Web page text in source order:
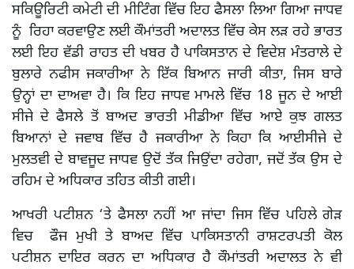
ਸਕਿਊਰਿਟੀ ਕਮੇਟੀ ਦੀ ਮੀਟਿੰਗ ਵਿੱਚ ਇਹ ਫੈਸਲਾ ਲਿਆ ਗਿਆ ਜਾਧਵ
ਨੂੰ ਰਿਹਾ ਕਰਵਾਉਣ ਲਈ ਕੌਮਾਂਤਰੀ ਅਦਾਲਤ ਵਿੱਚ ਕੇਸ ਲੜ ਰਹੇ ਭਾਰਤ
ਲਈ ਇਹ ਵੱਡੀ ਰਾਹਤ ਦੀ ਖਬਰ ਹੈ ਪਾਕਿਸਤਾਨ ਦੇ ਵਿਦੇਸ਼ ਮੰਤਰਾਲੇ ਦੇ
ਬੁਲਾਰੇ ਨਫੀਸ ਜਕਾਰੀਆ ਨੇ ਇੱਕ ਬਿਆਨ ਜਾਰੀ ਕੀਤਾ, ਜਿਸ ਬਾਰੇ
ਉਨ੍ਹਾਂ ਦਾ ਦਾਅਵਾ ਹੈ। ਕਿ ਇਹ ਜਾਧਵ ਮਾਮਲੇ ਵਿੱਚ 18 ਜੂਨ ਦੇ ਆਈ
ਸੀਜੇ ਦੇ ਫੈਸਲੇ ਤੋਂ ਬਾਅਦ ਭਾਰਤੀ ਮੀਡੀਆ ਵਿੱਚ ਆਏ ਕੁਝ ਗਲਤ
ਬਿਆਨਾਂ ਦੇ ਜਵਾਬ ਵਿੱਚ ਹੈ ਜਕਾਰੀਆ ਨੇ ਕਿਹਾ ਕਿ ਆਈਸੀਜੇ ਦੇ
ਮੁਲਤਵੀ ਦੇ ਬਾਵਜੂਦ ਜਾਧਵ ਉਦੋਂ ਤੱਕ ਜਿਉਂਦਾ ਰਹੇਗਾ, ਜਦੋਂ ਤੱਕ ਉਸ ਦੇ
ਰਹਿਮ ਦੇ ਅਧਿਕਾਰ ਤਹਿਤ ਕੀਤੀ ਗਈ।
ਆਖਰੀ ਪਟੀਸ਼ਨ ‘ਤੇ ਫੈਸਲਾ ਨਹੀਂ ਆ ਜਾਂਦਾ ਜਿਸ ਵਿੱਚ ਪਹਿਲੇ ਗੇੜ
ਵਿਚ ਫੌਜ ਮੁਖੀ ਤੇ ਬਾਅਦ ਵਿੱਚ ਪਾਕਿਸਤਾਨੀ ਰਾਸ਼ਟਰਪਤੀ ਕੋਲ
ਪਟੀਸ਼ਨ ਦਾਇਰ ਕਰਨ ਦਾ ਅਧਿਕਾਰ ਹੈ ਕੌਮਾਂਤਰੀ ਅਦਾਲਤ ਨੇ ਵੀ